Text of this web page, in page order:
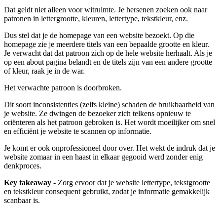
Dat geldt niet alleen voor witruimte. Je hersenen zoeken ook naar
patronen in lettergrootte, kleuren, lettertype, tekstkleur, enz.
Dus stel dat je de homepage van een website bezoekt. Op die
homepage zie je meerdere titels van een bepaalde grootte en kleur.
Je verwacht dat dat patroon zich op de hele website herhaalt. Als je
op een about pagina belandt en de titels zijn van een andere grootte
of kleur, raak je in de war.
Het verwachte patroon is doorbroken.
Dit soort inconsistenties (zelfs kleine) schaden de bruikbaarheid van
je website. Ze dwingen de bezoeker zich telkens opnieuw te
oriënteren als het patroon gebroken is. Het wordt moeilijker om snel
en efficiënt je website te scannen op informatie.
Je komt er ook onprofessioneel door over. Het wekt de indruk dat je
website zomaar in een haast in elkaar gegooid werd zonder enig
denkproces.
Key takeaway - Zorg ervoor dat je website lettertype, tekstgrootte
en tekstkleur consequent gebruikt, zodat je informatie gemakkelijk
scanbaar is.